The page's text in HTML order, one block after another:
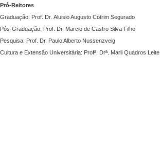
Pró-Reitores
Graduação: Prof. Dr. Aluisio Augusto Cotrim Segurado
Pós-Graduação: Prof. Dr. Marcio de Castro Silva Filho
Pesquisa: Prof. Dr. Paulo Alberto Nussenzveig
Cultura e Extensão Universitária: Profª. Drª. Marli Quadros Leite